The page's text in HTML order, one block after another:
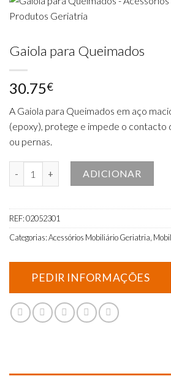
Gaiola para Queimados
30.75€
A Gaiola para Queimados em aço
(epoxy), protege e impede o contacto
ou pernas.
Quantidade de Gaiola para Queimados
ADICIONAR
REF:02052301
Categorias:Acessórios Mobiliário Geriatria,